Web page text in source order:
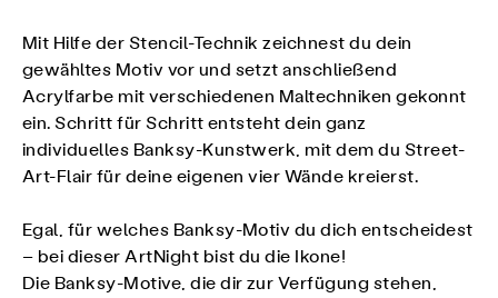
Mit Hilfe der Stencil-Technik zeichnest du dein
gewähltes Motiv vor und setzt anschließend
Acrylfarbe mit verschiedenen Maltechniken gekonnt
ein. Schritt für Schritt entsteht dein ganz
individuelles Banksy-Kunstwerk, mit dem du Street-
Art-Flair für deine eigenen vier Wände kreierst.
Egal, für welches Banksy-Motiv du dich entscheidest
– bei dieser ArtNight bist du die Ikone!
Die Banksy-Motive, die dir zur Verfügung stehen,